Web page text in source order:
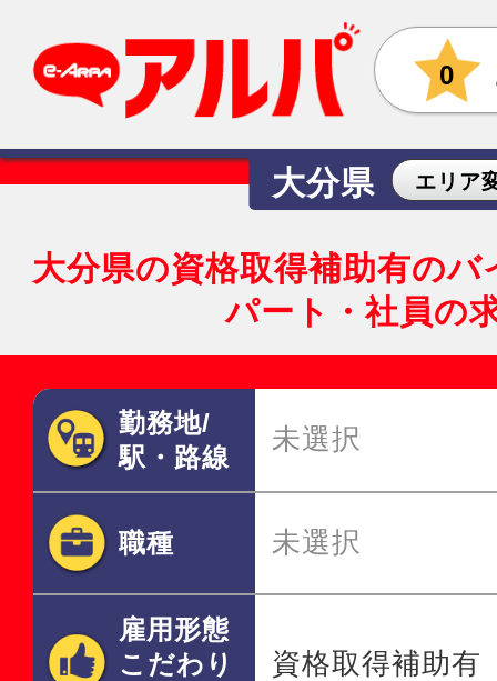
0
大分県 エリア
大分県の資格取得補助有の
パート・社員の
勤務地/
駅・路線
未選択
職種 未選択
雇用形態
こだわり
資格取得補助有